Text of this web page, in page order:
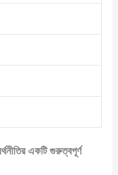
একটি গুরুত্বপূর্ণ